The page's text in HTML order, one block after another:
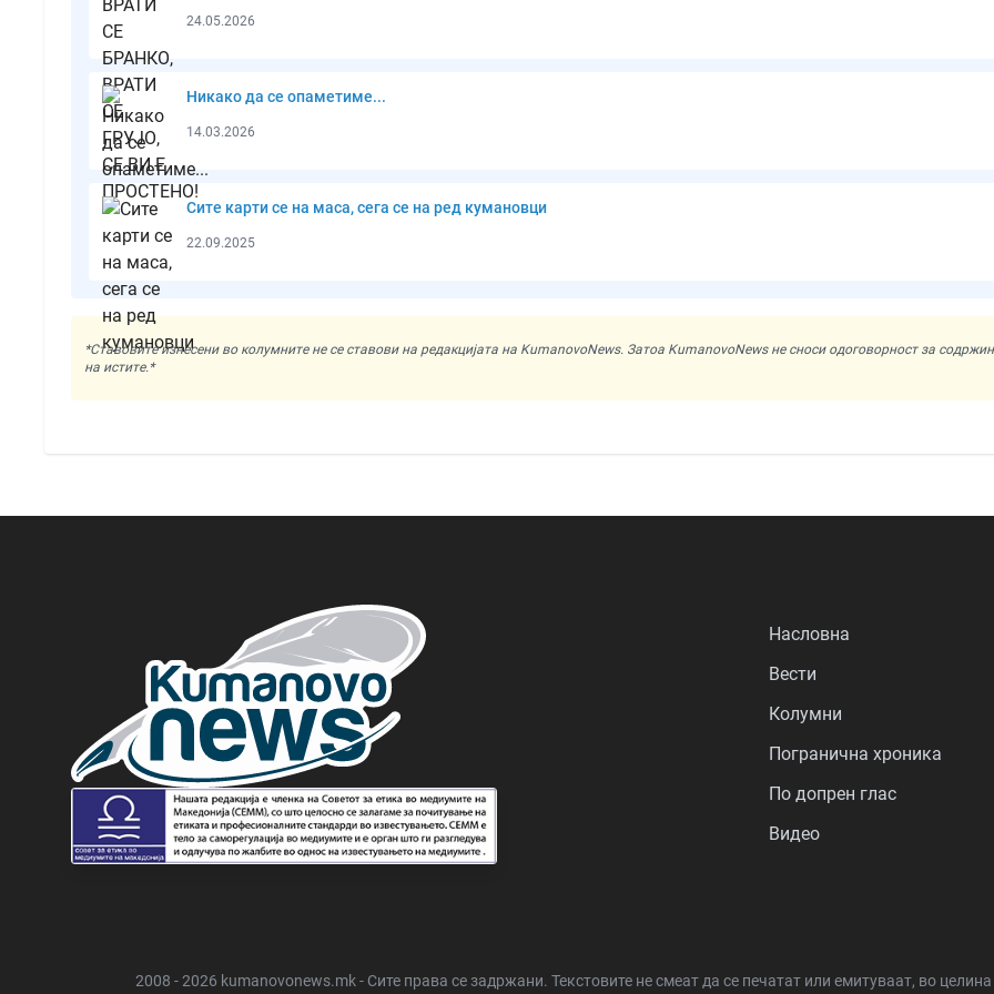
24.05.2026
Никако да се опаметиме...
14.03.2026
Сите карти се на маса, сега се на ред кумановци
22.09.2025
*Ставовите изнесени во колумните не се ставови на редакцијата на KumanovoNews. Затоа KumanovoNews не сноси одоговорност за
на истите.*
Насловна
Вести
Колумни
Погранична хроника
По допрен глас
Видео
2008 - 2026 kumanovonews.mk - Сите права се задржани. Текстовите не смеат да се печатат или емитуваат, во